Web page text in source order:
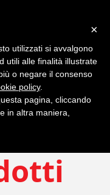
×
utilizzati si avvalgono
utili alle finalità illustrate
o negare il consenso
policy.
pagina, cliccando
in altra maniera,